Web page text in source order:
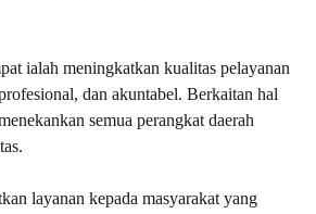
ialah meningkatkan kualitas pelayanan
dan akuntabel. Berkaitan hal
semua perangkat daerah
layanan kepada masyarakat yang